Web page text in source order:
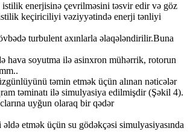
enerjisinə çevrilməsini təsvir edir və göz
keçiriciliyi vəziyyətində enerji tənliyi
turbulent axınlarla əlaqələndirilir.Buna
hava soyutma ilə asinxron mühərrik, rotorun
təmin etmək üçün alınan nəticələr
təminatı ilə simulyasiya edilmişdir (Şəkil 4).
uyğun olaraq bir qədər
etmək üçün su gödəkçəsi simulyasiyasında